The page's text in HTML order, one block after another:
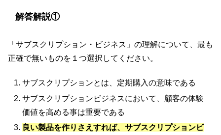
解答解説①
「サブスクリプション・ビジネス」の理解について、最も
正確で無いものを１つ選択してください。
サブスクリプションとは、定期購入の意味である
サブスクリプションビジネスにおいて、顧客の体験
価値を高める事は重要である
良い製品を作りさえすれば、サブスクリプションビ